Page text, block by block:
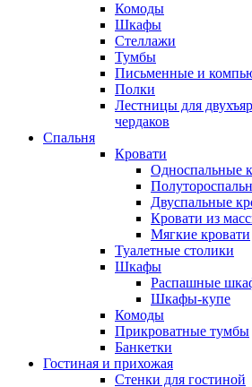
Комоды
Шкафы
Стеллажи
Тумбы
Письменные и
Полки
Лестницы для
чердаков
Спальня
Кровати
Односпальные
Двуспальные
Кровати из
Мягкие кровати
Туалетные столики
Шкафы
Распашные
Шкафы-купе
Комоды
Прикроватные тумбы
Банкетки
Гостиная и прихожая
Стенки для гостиной